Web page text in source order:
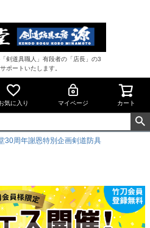
剣道具職人」有段者の「店長」の3
ポートいたします。
気に入り マイページ カート
周年謝恩特別企画剣道防具